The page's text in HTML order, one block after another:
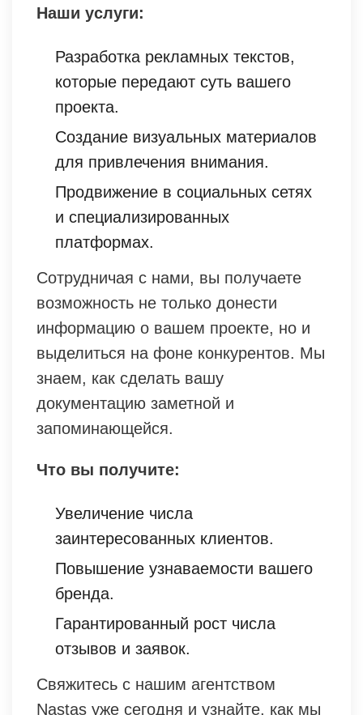
Наши услуги:
Разработка рекламных текстов,
которые передают суть вашего
проекта.
Создание визуальных материалов
для привлечения внимания.
Продвижение в социальных сетях
и специализированных
платформах.
Сотрудничая с нами, вы получаете
возможность не только донести
информацию о вашем проекте, но и
выделиться на фоне конкурентов. Мы
знаем, как сделать вашу
документацию заметной и
запоминающейся.
Что вы получите:
Увеличение числа
заинтересованных клиентов.
Повышение узнаваемости вашего
бренда.
Гарантированный рост числа
отзывов и заявок.
Свяжитесь с нашим агентством
Nastas уже сегодня и узнайте, как мы